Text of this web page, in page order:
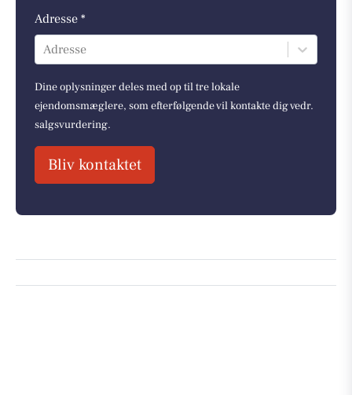
Adresse *
Adresse
Dine oplysninger deles med op til tre lokale
ejendomsmæglere, som efterfølgende vil kontakte dig vedr.
salgsvurdering.
Bliv kontaktet